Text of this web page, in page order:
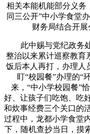
相关本能机能部分义务
同三公开”中小学食堂
财务局结合开展
此中赐与党纪政务处
整治以来累计巡察教育
饭后本人再打，办理人
盯“校园餐”办理的“
来，“中小学校园餐”
好、让孩子们吃饱、吃
和炊事经费三个关口的
过程中，龙都小学食堂
下，随机查抄当日，摸